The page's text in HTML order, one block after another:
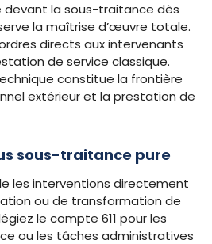
devant la sous-traitance dès
la maîtrise d’œuvre totale.
directs aux intervenants
de service classique.
constitue la frontière
extérieur et la prestation de
sous-traitance pure
les interventions directement
ou de transformation de
le compte 611 pour les
ou les tâches administratives